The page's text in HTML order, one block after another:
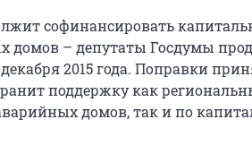
софинансировать
домов – депутаты Госдумы
2015 года. Поправки
поддержку как
домов, так и по